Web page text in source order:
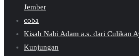
Jember
coba
Kisah Nabi Adam a.s. dari Culikan
Kunjungan